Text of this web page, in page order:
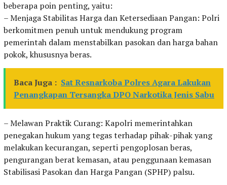
beberapa poin penting, yaitu:
– Menjaga Stabilitas Harga dan Ketersediaan Pangan: Polri
berkomitmen penuh untuk mendukung program
pemerintah dalam menstabilkan pasokan dan harga bahan
pokok, khususnya beras.
Baca Juga : Sat Resnarkoba Polres Agara Lakukan
Penangkapan Tersangka DPO Narkotika Jenis Sabu
– Melawan Praktik Curang: Kapolri memerintahkan
penegakan hukum yang tegas terhadap pihak-pihak yang
melakukan kecurangan, seperti pengoplosan beras,
pengurangan berat kemasan, atau penggunaan kemasan
Stabilisasi Pasokan dan Harga Pangan (SPHP) palsu.